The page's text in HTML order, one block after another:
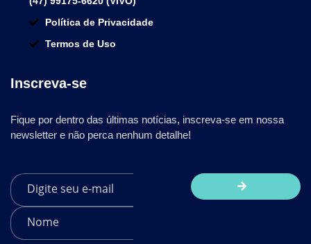
Política de Privacidade
Termos de Uso
Inscreva-se
Fique por dentro das últimas notícias, inscreva-se em nossa
newsletter e não perca nenhum detalhe!